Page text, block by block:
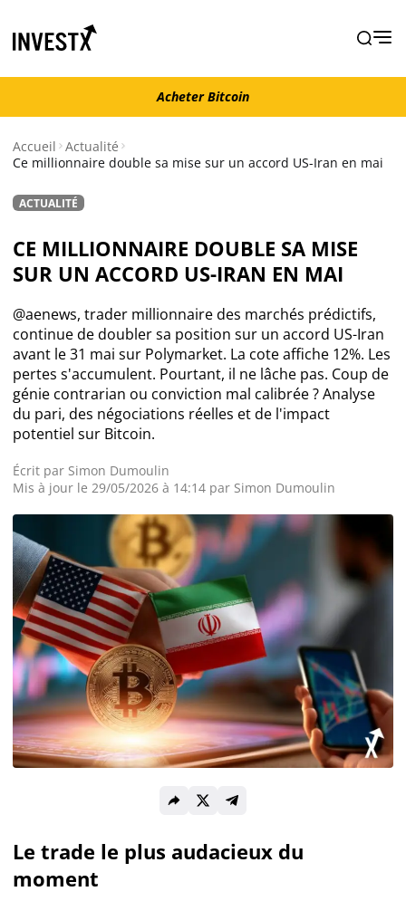
Acheter Bitcoin
Actualité Ethereum
Actualité Altcoins
Actualité NFT
Actualité Exchanges
Actualité IA
Guides
Acheter Cryptomonnaies
Prédictions
Cryptomonnaies
Bitcoin (BTC)
Ethereum (ETH)
Solana (SOL)
Acheter Bitcoin
Accueil Actualité
Ce millionnaire double sa mise sur un accord US-Iran en mai
ACTUALITÉ
CE MILLIONNAIRE DOUBLE SA MISE
SUR UN ACCORD US-IRAN EN MAI
@aenews, trader millionnaire des marchés prédictifs,
continue de doubler sa position sur un accord US-Iran
avant le 31 mai sur Polymarket. La cote affiche 12%. Les
pertes s'accumulent. Pourtant, il ne lâche pas. Coup de
génie contrarian ou conviction mal calibrée ? Analyse
du pari, des négociations réelles et de l'impact
potentiel sur Bitcoin.
Écrit par Simon Dumoulin
Mis à jour le 29/05/2026 à 14:14 par Simon Dumoulin
Le trade le plus audacieux du
moment